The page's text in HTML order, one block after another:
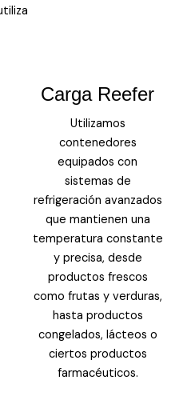
Carga Reefer
Utilizamos
contenedores
equipados con
sistemas de
refrigeración avanzados
que mantienen una
temperatura constante
y precisa, desde
productos frescos
como frutas y verduras,
hasta productos
congelados, lácteos o
ciertos productos
farmacéuticos.